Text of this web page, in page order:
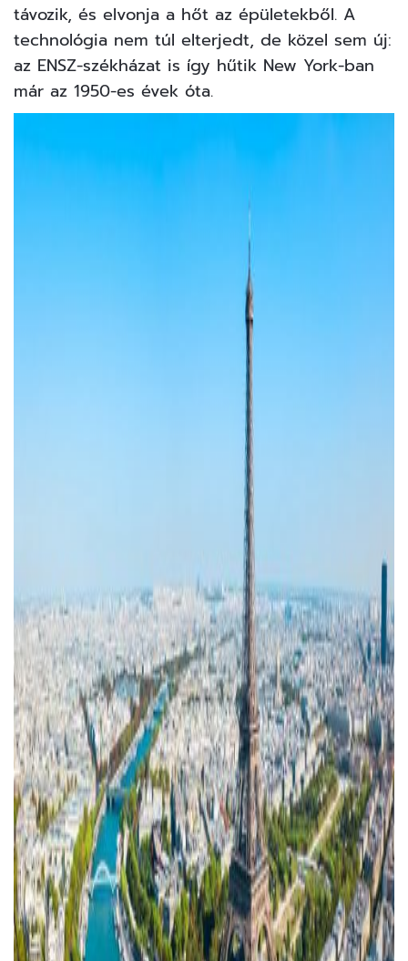
távozik, és elvonja a hőt az épületekből. A
technológia nem túl elterjedt, de közel sem új:
az ENSZ-székházat is így hűtik New York-ban
már az 1950-es évek óta.